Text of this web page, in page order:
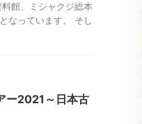
館、ミシャクジ総本
なっています。 そし
ー2021～日本古